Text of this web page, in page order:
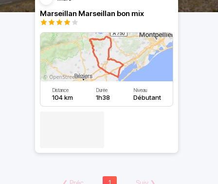
Marseillan Marseillan bon mix
Distance
104 km
Durée
1h38
Niveau
Débutant